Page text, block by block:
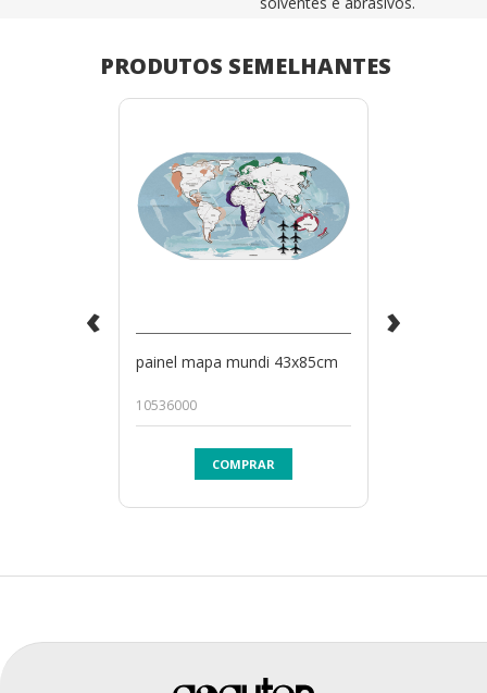
PRODUTOS SEMELHANTES
painel mapa mundi 43x85cm
10536000
COMPRAR
‹ ›